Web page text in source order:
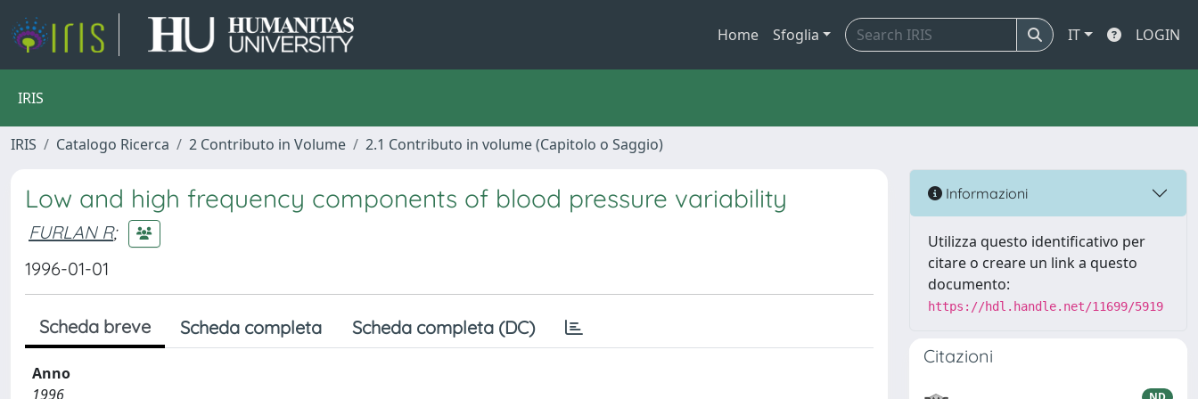
Home Sfoglia IT LOGIN
IRIS
IRIS Catalogo Ricerca 2 Contributo in Volume 2.1 Contributo in volume (Capitolo o Saggio)
Low and high frequency components of blood pressure variability
FURLAN R;
1996-01-01
Scheda breve Scheda completa Scheda completa (DC)
Anno
1996
Informazioni
Utilizza questo identificativo per
citare o creare un link a questo
documento:
https://hdl.handle.net/11699/5919
Citazioni